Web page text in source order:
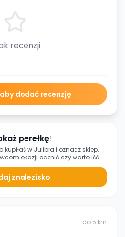
recenzji
dodać recenzję
perełkę!
kupiłaś w Julibra i oznacz sklep.
okazji ocenić czy warto iść.
znalezisko
do 5 km